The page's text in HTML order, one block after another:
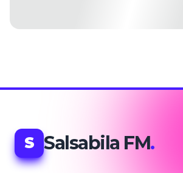
S Salsabila FM.